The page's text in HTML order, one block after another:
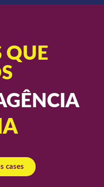
QUE
cases